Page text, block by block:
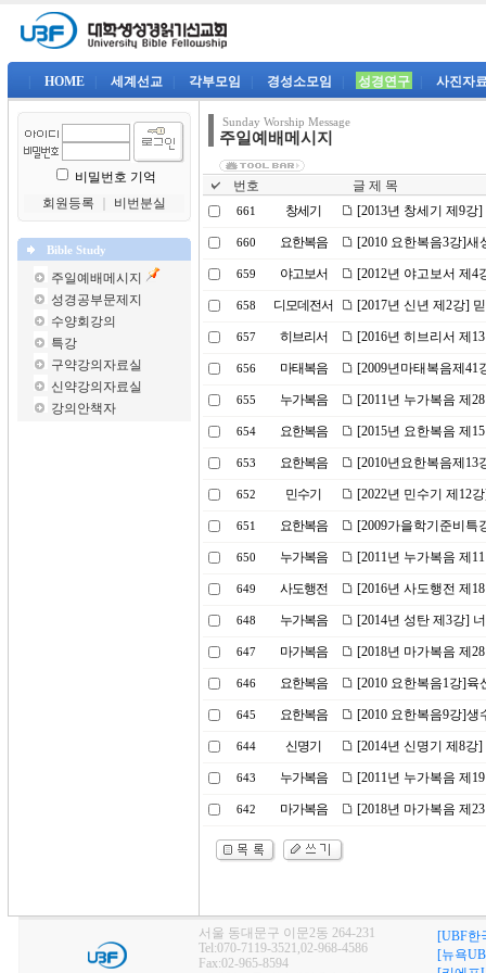
HOME 세계선교 각부모임 경성소모임 성경연구 사진자
비밀번호 기억
회원등록
비번분실
Bible Study
주일예배메시지
성경공부문제지
수양회강의
특강
구약강의자료실
신약강의자료실
강의안책자
Sunday Worship Message
주일예배메시지
번호 글 제 목
661 창세기 [2013년 창세기 제9강
660 요한복음 [2010 요한복음3강]새
659 야고보서 [2012년 야고보서 제4
658 디모데전서 [2017년 신년 제2강]
657 히브리서 [2016년 히브리서 제
656 마태복음 [2009년마태복음제
655 누가복음 [2011년 누가복음 제
654 요한복음 [2015년 요한복음 제
653 요한복음 [2010년요한복음제13
652 민수기 [2022년 민수기 제12
651 요한복음 [2009가을학기준비특
650 누가복음 [2011년 누가복음 제
649 사도행전 [2016년 사도행전 제
648 누가복음 [2014년 성탄 제3강]
647 마가복음 [2018년 마가복음 제
646 요한복음 [2010 요한복음1강]육
645 요한복음 [2010 요한복음9강]생
644 신명기 [2014년 신명기 제8강
643 누가복음 [2011년 누가복음 제
642 마가복음 [2018년 마가복음 제
서울 동대문구 이문2동 264-231
Tel:070-7119-3521,02-968-4586
Fax:02-965-8594
[UBF한
[뉴욕